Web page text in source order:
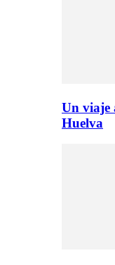
Un viaje
Huelva